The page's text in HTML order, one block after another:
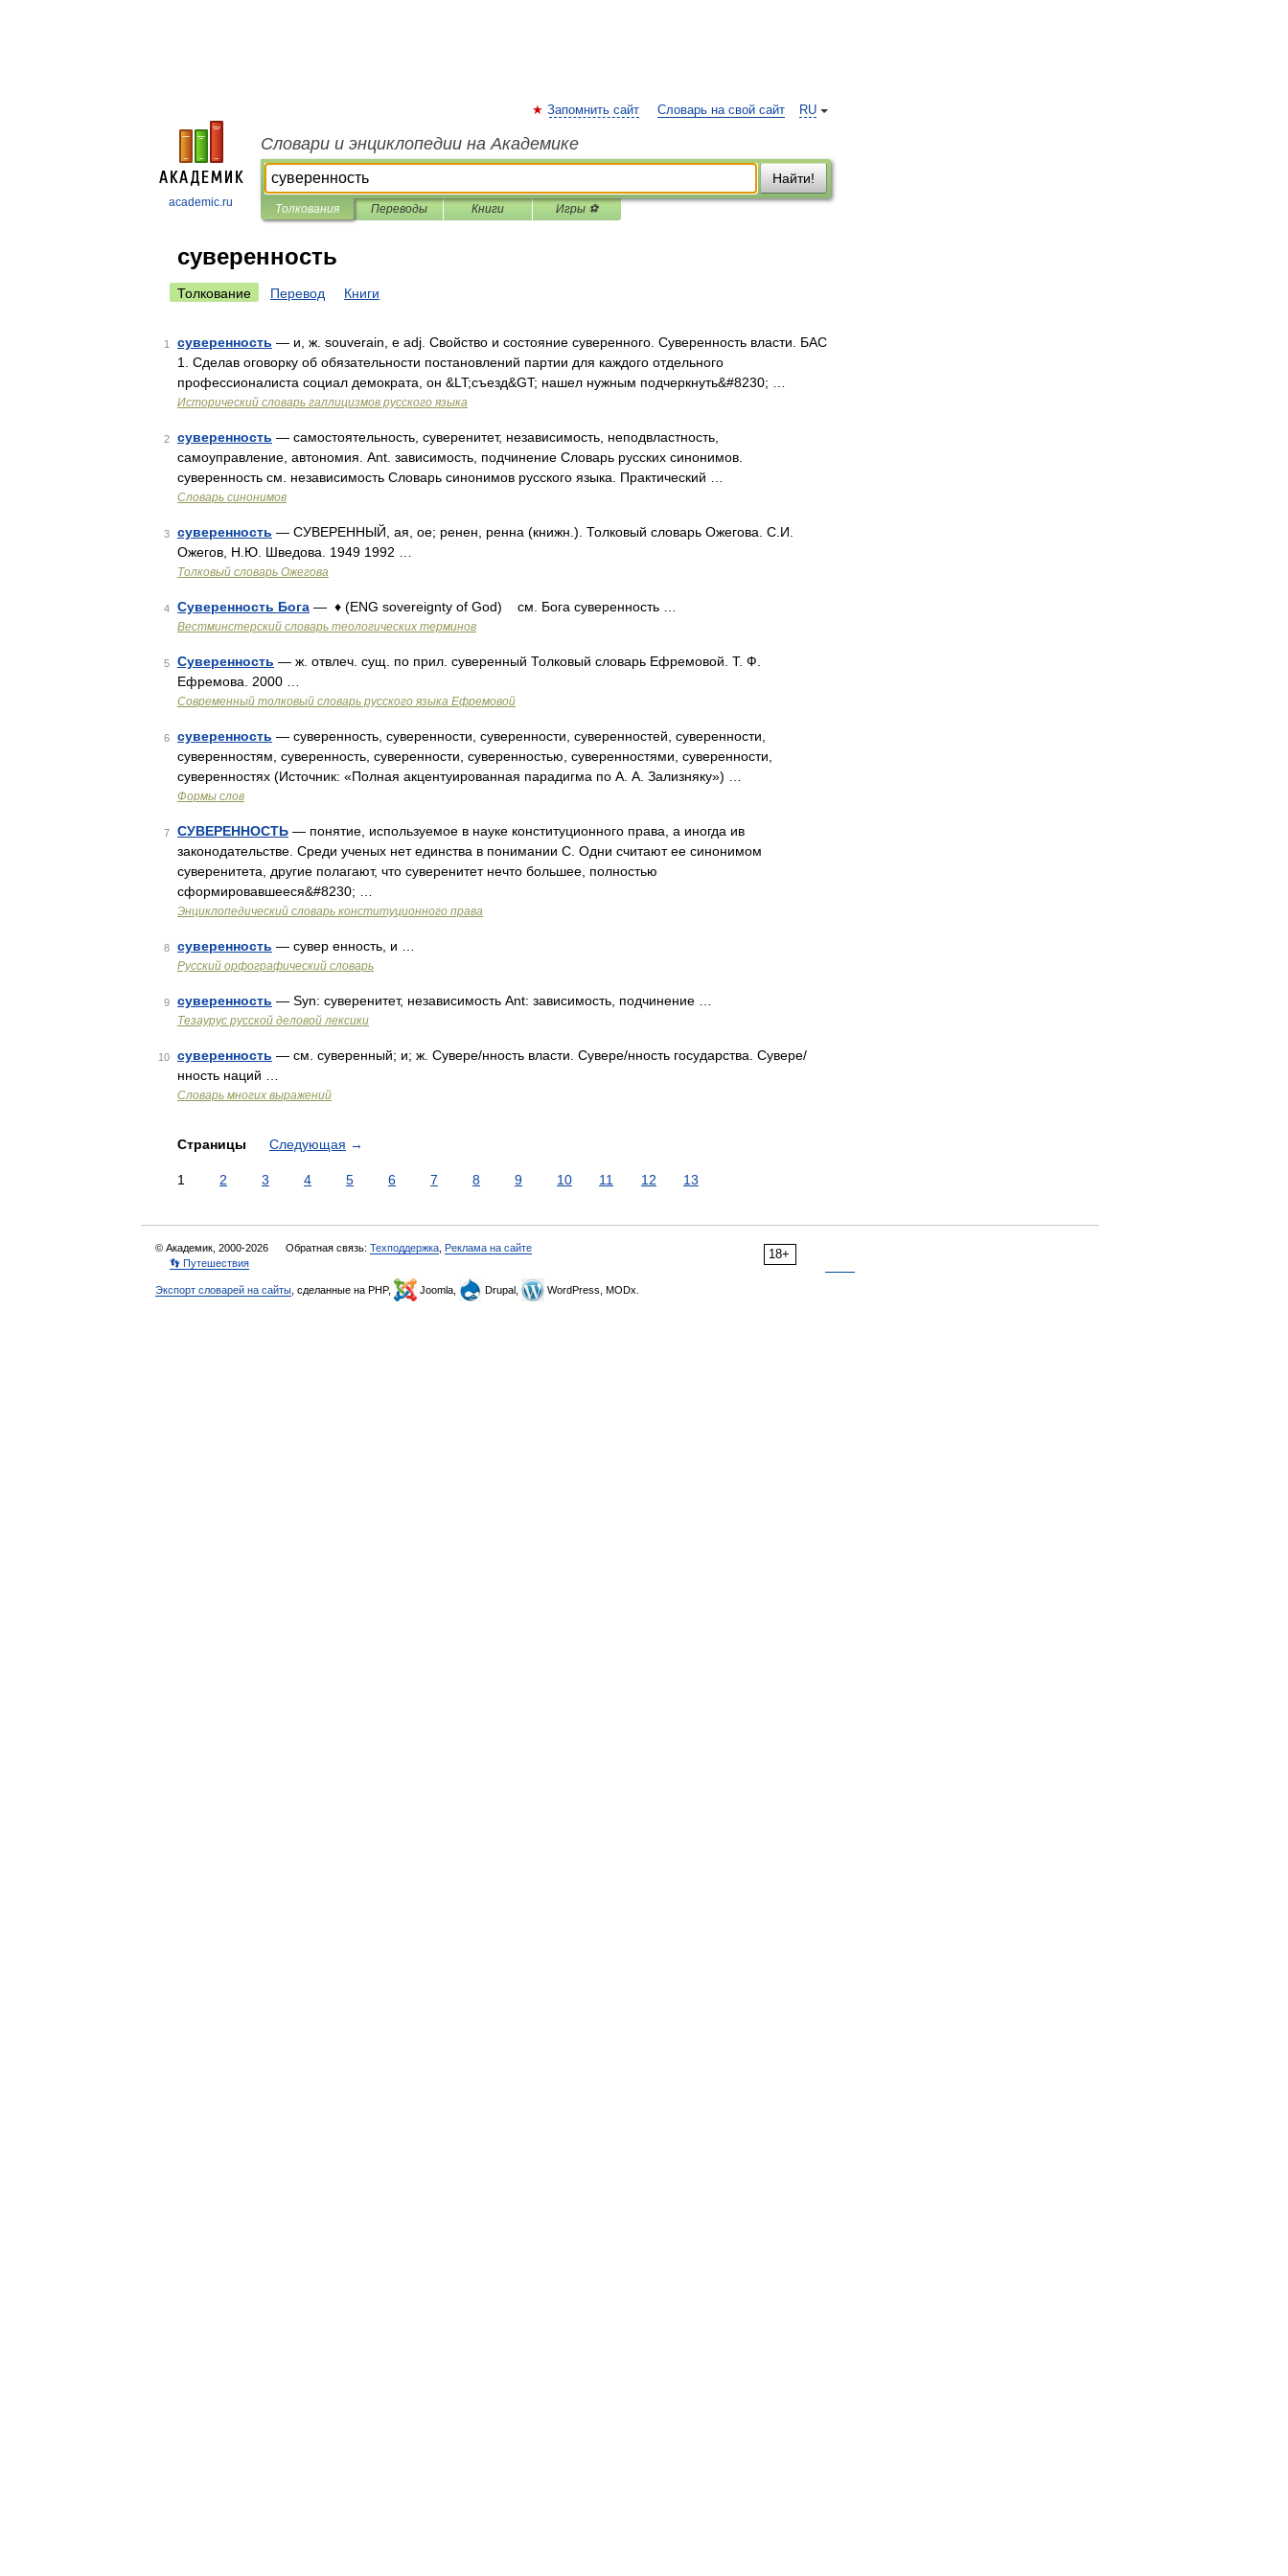
academic.ru
RU
Запомнить сайт Словарь на свой сайт
Словари и энциклопедии на Академике
Найти!
Толкования Переводы Книги Игры ⚽
суверенность
Толкование Перевод Книги
1 суверенность — и, ж. souverain, e adj. Свойство и состояние суверенного. Суверенность власти. БАС
1. Сделав оговорку об обязательности постановлений партии для каждого отдельного
профессионалиста социал демократа, он &LT;съезд&GT; нашел нужным подчеркнуть&#8230; …
Исторический словарь галлицизмов русского языка
2 суверенность — самостоятельность, суверенитет, независимость, неподвластность,
самоуправление, автономия. Ant. зависимость, подчинение Словарь русских синонимов.
суверенность см. независимость Словарь синонимов русского языка. Практический …
Словарь синонимов
3 суверенность — СУВЕРЕННЫЙ, ая, ое; ренен, ренна (книжн.). Толковый словарь Ожегова. С.И.
Ожегов, Н.Ю. Шведова. 1949 1992 …
Толковый словарь Ожегова
4 Суверенность Бога — ♦ (ENG sovereignty of God) см. Бога суверенность …
Вестминстерский словарь теологических терминов
5 Суверенность — ж. отвлеч. сущ. по прил. суверенный Толковый словарь Ефремовой. Т. Ф.
Ефремова. 2000 …
Современный толковый словарь русского языка Ефремовой
6 суверенность — суверенность, суверенности, суверенности, суверенностей, суверенности,
суверенностям, суверенность, суверенности, суверенностью, суверенностями, суверенности,
суверенностях (Источник: «Полная акцентуированная парадигма по А. А. Зализняку») …
Формы слов
7 СУВЕРЕННОСТЬ — понятие, используемое в науке конституционного права, а иногда ив
законодательстве. Среди ученых нет единства в понимании С. Одни считают ее синонимом
суверенитета, другие полагают, что суверенитет нечто большее, полностью
сформировавшееся&#8230; …
Энциклопедический словарь конституционного права
8 суверенность — сувер енность, и …
Русский орфографический словарь
9 суверенность — Syn: суверенитет, независимость Ant: зависимость, подчинение …
Тезаурус русской деловой лексики
10 суверенность — см. суверенный; и; ж. Сувере/нность власти. Сувере/нность государства. Сувере/
нность наций …
Словарь многих выражений
Страницы Следующая →
1 2 3 4 5 6 7 8 9 10 11 12 13
18+
© Академик, 2000-2026 Обратная связь: Техподдержка Реклама на сайте
👣 Путешествия
Экспорт словарей на сайты , сделанные на PHP, Joomla, Drupal, WordPress, MODx.